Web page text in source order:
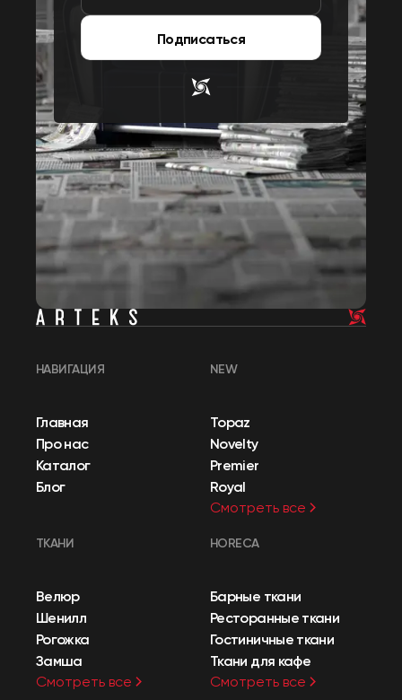
Подписаться
НАВИГАЦИЯ
Главная
Про нас
Каталог
Блог
NEW
Topaz
Novelty
Premier
Royal
Смотреть все
ТКАНИ
Велюр
Шенилл
Рогожка
Замша
Смотреть все
HORECA
Барные ткани
Ресторанные ткани
Гостиничные ткани
Ткани для кафе
Смотреть все